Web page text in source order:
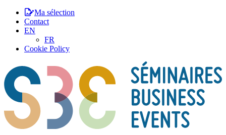
Ma sélection
Contact
EN
FR
Cookie Policy